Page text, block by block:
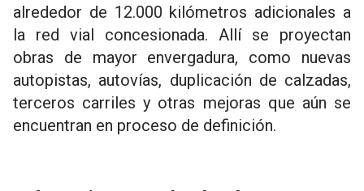
alrededor de 12.000 kilómetros adicionales a
la red vial concesionada. Allí se proyectan
obras de mayor envergadura, como nuevas
autopistas, autovías, duplicación de calzadas,
terceros carriles y otras mejoras que aún se
encuentran en proceso de definición.